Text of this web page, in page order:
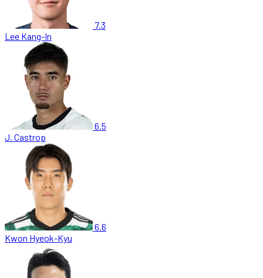
7.3
Lee Kang-In
6.5
J. Castrop
6.6
Kwon Hyeok-Kyu